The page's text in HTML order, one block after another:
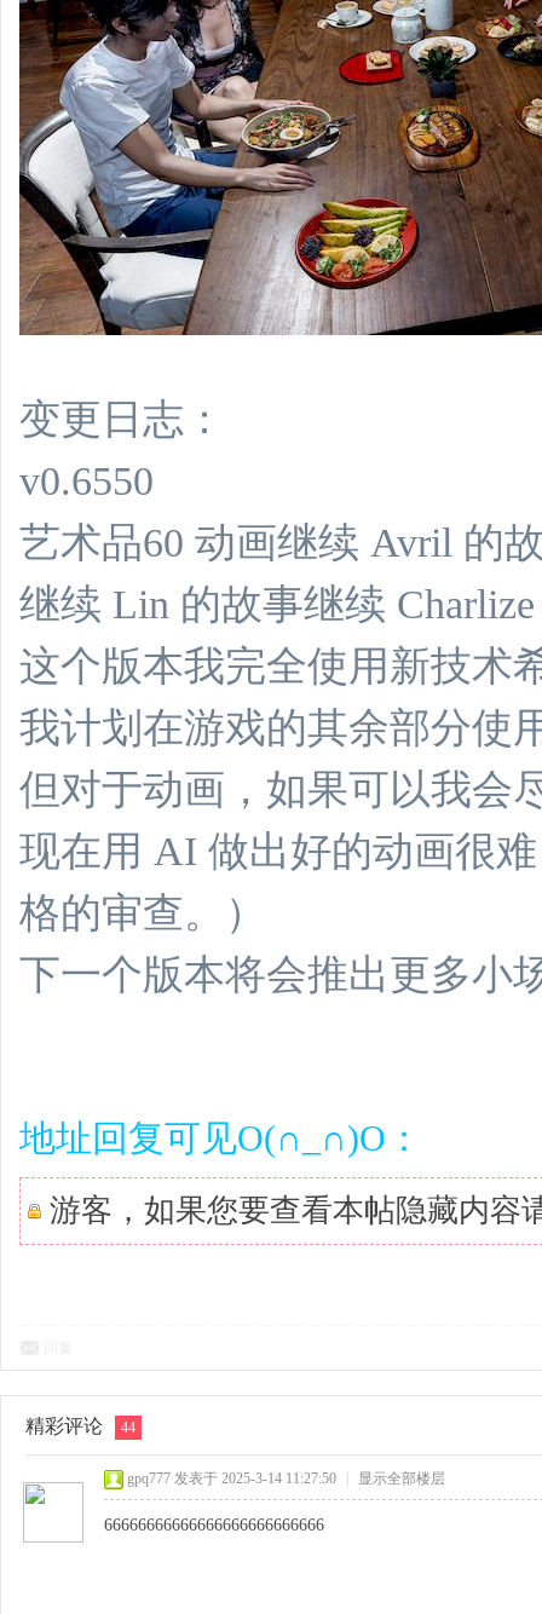
变更日志：
v0.6550
艺术品60 动画继续 Avril 的
继续 Lin 的故事继续
这个版本我完全使用新技术
我计划在游戏的其余部分使
但对于动画，如果可以我会
现在用 AI 做出好的动画很
格的审查。）
下一个版本将会推出更多小
地址回复可见O(∩_∩)O：
游客，如果您要查看本帖隐藏内容
精彩评论 44
gpq777 发表于 2025-3-14 11:27:50 显示全部楼层
66666666666666666666666666